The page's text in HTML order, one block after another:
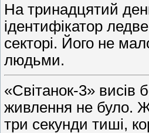
На тринадцятий
ідентифікатор
секторі. Його не
людьми.
«Світанок-3»
живлення не було.
три секунди тиші,